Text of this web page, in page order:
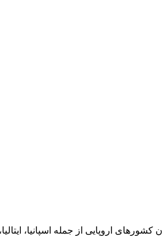
اروپایی از جمله اسپانیا، ایتالیا،